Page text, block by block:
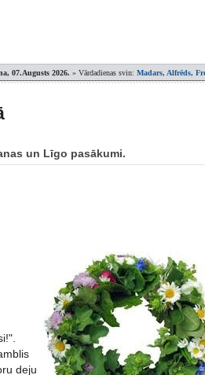
07.Augusts 2026. » Vārdadienas svin: Madars, Alfrēds,
un Līgo pasākumi.
deju